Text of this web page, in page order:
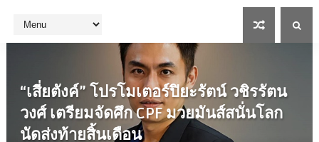
“เสี่ยตังค์” โปรโมเตอร์ปิยะรัตน์ วชิรรัตน
วงศ์ เตรียมจัดศึก CPF มวยมันส์สนั่นโลก
นัดส่งท้ายสิ้นเดือน